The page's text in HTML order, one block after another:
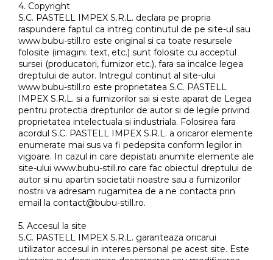
4. Copyright
S.C. PASTELL IMPEX S.R.L. declara pe propria
raspundere faptul ca intreg continutul de pe site-ul sau
www.bubu-still.ro este original si ca toate resursele
folosite (imagini. text, etc.) sunt folosite cu acceptul
sursei (producatori, furnizor etc.), fara sa incalce legea
dreptului de autor. Intregul continut al site-ului
www.bubu-still.ro este proprietatea S.C. PASTELL
IMPEX S.R.L. si a furnizorilor sai si este aparat de Legea
pentru protectia drepturilor de autor si de legile privind
proprietatea intelectuala si industriala. Folosirea fara
acordul S.C. PASTELL IMPEX S.R.L. a oricaror elemente
enumerate mai sus va fi pedepsita conform legilor in
vigoare. In cazul in care depistati anumite elemente ale
site-ului www.bubu-still.ro care fac obiectul dreptului de
autor si nu apartin societatii noastre sau a furnizorilor
nostrii va adresam rugamitea de a ne contacta prin
email la contact@bubu-still.ro.
5. Accesul la site
S.C. PASTELL IMPEX S.R.L. garanteaza oricarui
utilizator accesul in interes personal pe acest site. Este